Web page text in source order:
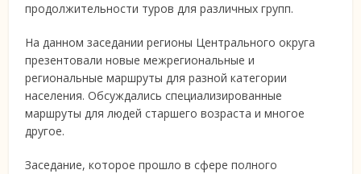
продолжительности туров для различных групп.
На данном заседании регионы Центрального округа
презентовали новые межрегиональные и
региональные маршруты для разной категории
населения. Обсуждались специализированные
маршруты для людей старшего возраста и многое
другое.
Заседание, которое прошло в сфере полного